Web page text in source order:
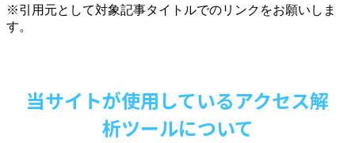
※引用元として対象記事タイトルでのリンクをお願いしま
す。
当サイトが使用しているアクセス解
析ツールについて